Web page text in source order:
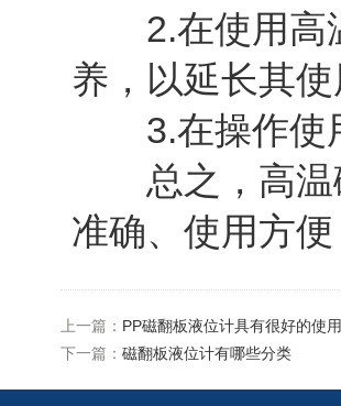
2.在使用高温
养，以延长其使
3.在操作使用
总之，高温磁
准确、使用方
上一篇： PP磁翻板液位计具有很好的使
下一篇： 磁翻板液位计有哪些分类